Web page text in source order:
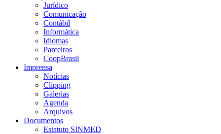
Jurídico
Comunicação
Contábil
Informática
Idiomas
Parceiros
CoopBrasil
Imprensa
Notícias
Clipping
Galerias
Agenda
Arquivos
Documentos
Estatuto SINMED